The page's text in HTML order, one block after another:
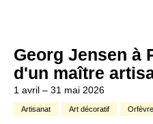
Georg Jensen à
d'un maître
1 avril – 31 mai 2026
Artisanat Art décoratif